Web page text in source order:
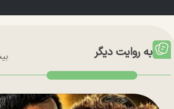
به روایت دیگر